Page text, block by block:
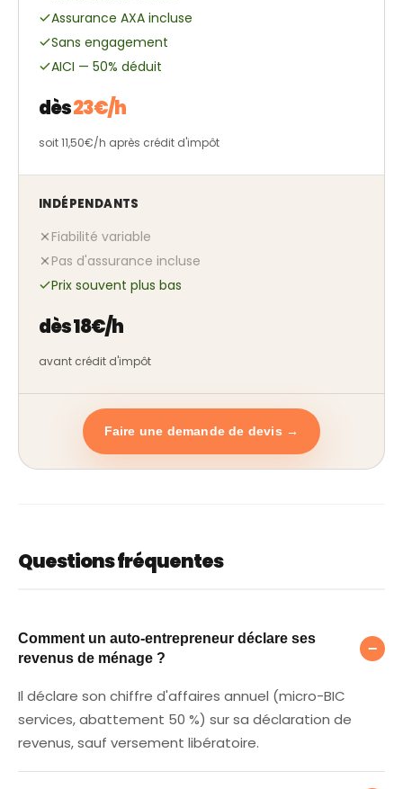
Assurance AXA incluse
Sans engagement
AICI — 50% déduit
dès23€/h
soit 11,50€/h après crédit d'impôt
INDÉPENDANTS
Fiabilité variable
Pas d'assurance incluse
Prix souvent plus bas
dès 18€/h
avant crédit d'impôt
Faire une demande de devis →
Questions fréquentes
Comment un auto-entrepreneur déclare
Comment un auto-entrepreneur déclare ses
revenus de ménage ?
−
Il déclare son chiffre d'affaires annuel (micro-BIC
services, abattement 50 %) sur sa déclaration de
revenus, sauf versement libératoire.